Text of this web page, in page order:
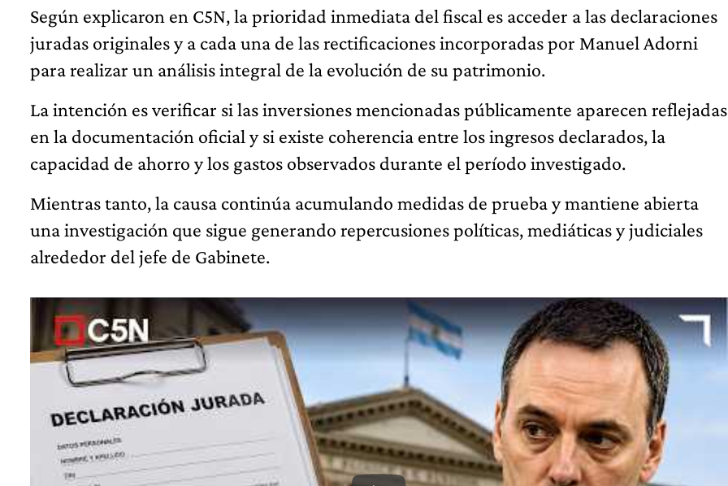
Según explicaron en C5N, la prioridad inmediata del fiscal es acceder a las declaraciones
juradas originales y a cada una de las rectificaciones incorporadas por Manuel Adorni
para realizar un análisis integral de la evolución de su patrimonio.
La intención es verificar si las inversiones mencionadas públicamente aparecen reflejadas
en la documentación oficial y si existe coherencia entre los ingresos declarados, la
capacidad de ahorro y los gastos observados durante el período investigado.
Mientras tanto, la causa continúa acumulando medidas de prueba y mantiene abierta
una investigación que sigue generando repercusiones políticas, mediáticas y judiciales
alrededor del jefe de Gabinete.